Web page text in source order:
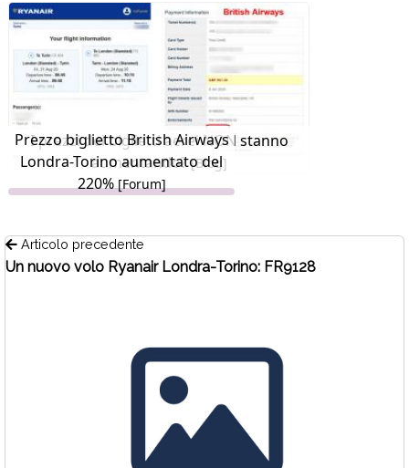
I prezzi dei biglietti aerei NON stanno
aumentando?[Blog]
Prezzo biglietto British Airways
Londra-Torino aumentato del
220%[Forum]
Articolo precedente
Un nuovo volo Ryanair Londra-Torino: FR9128